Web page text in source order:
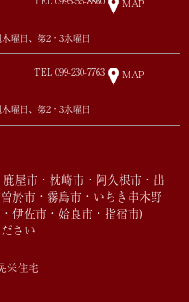
MAP
曜日、第2・3水曜日
TEL 099-230-7763 MAP
曜日、第2・3水曜日
屋市・枕崎市・阿久根市・出
於市・霧島市・いちき串木野
伊佐市・姶良市・指宿市)
さい
栄住宅